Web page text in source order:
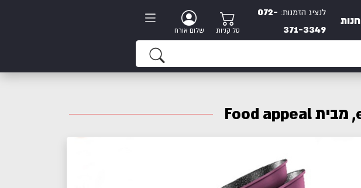
חנות
לנציג הזמנות: 072-
371-3349
סל קניות שלום אורח